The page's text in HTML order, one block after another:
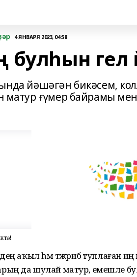
4 ЯНВАРЯ 2023, 04:58
булһын
йәшәгән бикәсем,
матур ғүмер байрамы
аҡыл һәм тәжрибә туплаған иң
да шулай матур, емешле